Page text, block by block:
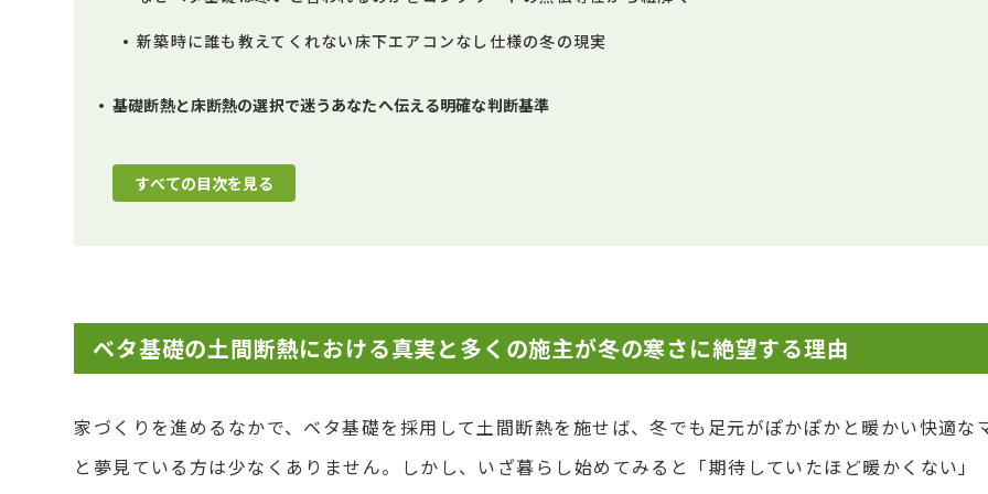
新築時に誰も教えてくれない床下エアコンなし仕様の冬の現実
基礎断熱と床断熱の選択で迷うあなたへ伝える明確な判断基準
すべての目次を見る
ベタ基礎の土間断熱における真実と多くの施主が冬の寒さに絶望する理由
家づくりを進めるなかで、ベタ基礎を採用して土間断熱を施せば、冬でも足元がぽかぽかと暖かい快適な
と夢見ている方は少なくありません。しかし、いざ暮らし始めてみると「期待していたほど暖かくない」